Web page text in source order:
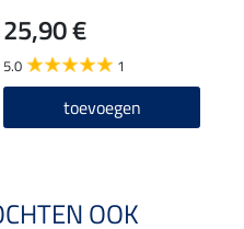
25,90 €
5.0 1
toevoegen
OOK